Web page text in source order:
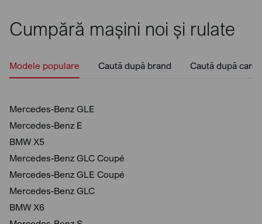
Cumpără mașini noi și rulate
Modele populare Caută după brand Caută după
Mercedes-Benz GLE
Mercedes-Benz E
BMW X5
Mercedes-Benz GLC Coupé
Mercedes-Benz GLE Coupé
Mercedes-Benz GLC
BMW X6